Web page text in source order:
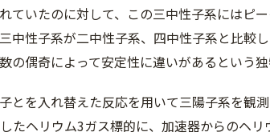
ていたのに対して、この三中性子系にはピ
中性子系が二中性子系、四中性子系と比較
の偶奇によって安定性に違いがあるという
とを入れ替えた反応を用いて三陽子系を観
たヘリウム3ガス標的に、加速器からのヘ